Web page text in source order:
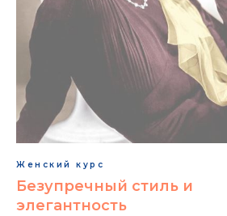
Женский курс
Безупречный стиль и
элегантность